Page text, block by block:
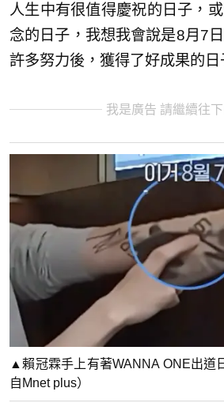
人生中有很值得慶祝的日子，
念的日子，我想我會說是8月7
許多努力後，獲得了好成果的日
我是廣告 請繼續往
▲賴冠霖手上有著WANNA ONE出道
自Mnet plus）